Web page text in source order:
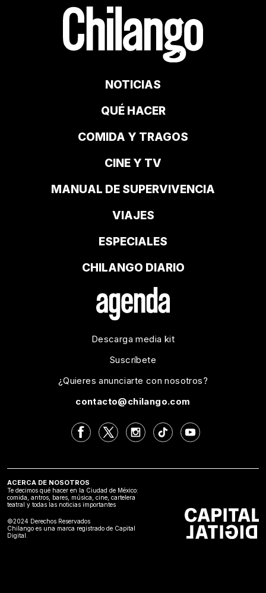
NOTICIAS
QUÉ HACER
COMIDA Y TRAGOS
CINE Y TV
MANUAL DE SUPERVIVENCIA
VIAJES
ESPECIALES
CHILANGO DIARIO
Descarga media kit
Suscríbete
¿Quieres anunciarte con nosotros?
contacto@chilango.com
ACERCA DE NOSOTROS
Te decimos qué hacer en la Ciudad de México:
comida, antros, bares, música, cine, cartelera
teatral y todas las noticias importantes
©2024 Derechos Reservados
Chilango es una marca registrado de Capital
Digital.